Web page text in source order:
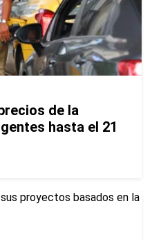
de la
hasta el 21